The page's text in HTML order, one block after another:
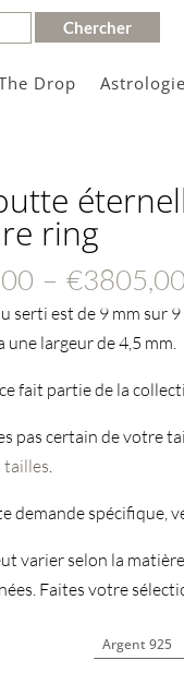
Drop
ring
– €3805,00
serti est de 9 mm sur
une largeur de 4,5 mm.
fait partie de la
pas certain de votre
tailles.
demande spécifique,
varier selon la
Faites votre